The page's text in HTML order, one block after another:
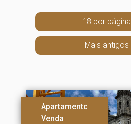
18 por página
Mais antigos
Apartamento
Venda